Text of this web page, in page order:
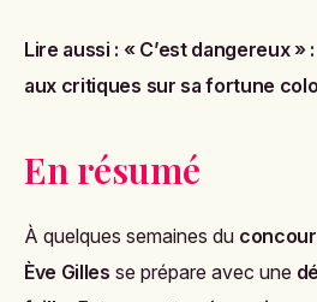
Lire aussi : « C’est dangereux
aux critiques sur sa fortune
En résumé
À quelques semaines du
Ève Gilles se prépare avec une